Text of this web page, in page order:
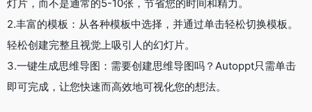
灯片，而不是通常的5-10张，节省您的时间和精力。
2.丰富的模板：从各种模板中选择，并通过单击轻松切换模板。
轻松创建完整且视觉上吸引人的幻灯片。
3.一键生成思维导图：需要创建思维导图吗？Autoppt只需单击
即可完成，让您快速而高效地可视化您的想法。